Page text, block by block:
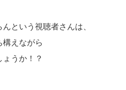
という視聴者さんは、
構えながら
うか！？